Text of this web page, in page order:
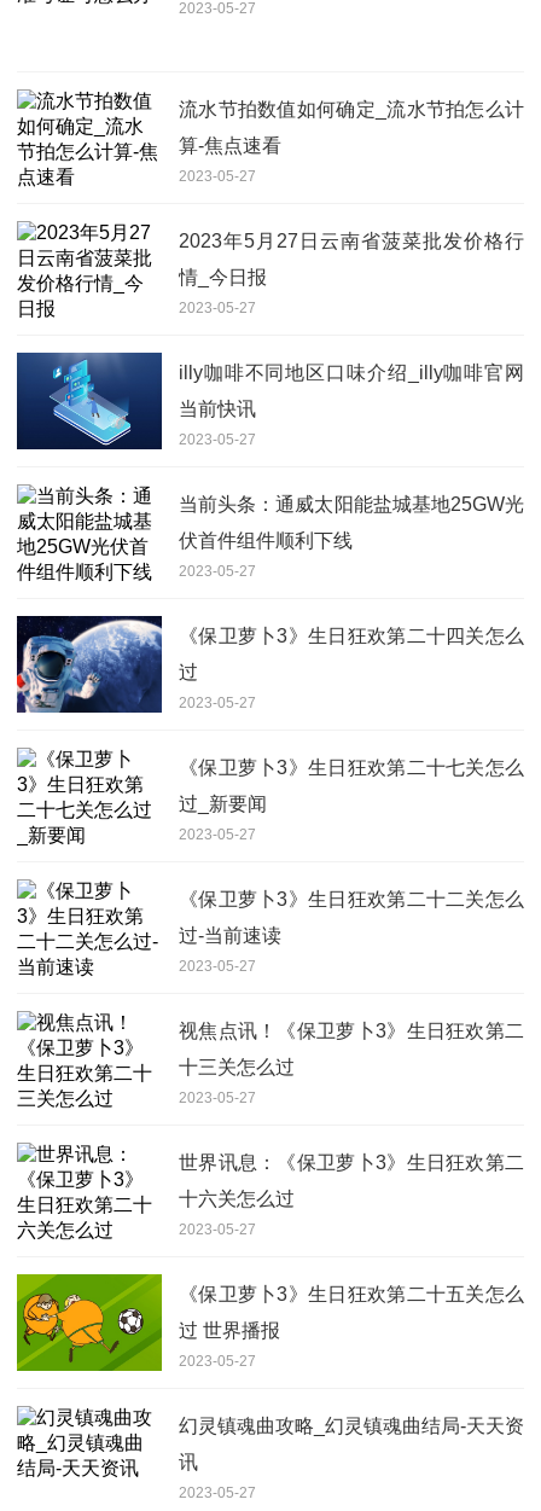
2023-05-27
流水节拍数值如何确定_流水节拍怎么计
算-焦点速看
2023-05-27
2023年5月27日云南省菠菜批发价格行
情_今日报
2023-05-27
illy咖啡不同地区口味介绍_illy咖啡官网
当前快讯
2023-05-27
当前头条：通威太阳能盐城基地25GW光
伏首件组件顺利下线
2023-05-27
《保卫萝卜3》生日狂欢第二十四关怎么
过
2023-05-27
《保卫萝卜3》生日狂欢第二十七关怎么
过_新要闻
2023-05-27
《保卫萝卜3》生日狂欢第二十二关怎么
过-当前速读
2023-05-27
视焦点讯！《保卫萝卜3》生日狂欢第二
十三关怎么过
2023-05-27
世界讯息：《保卫萝卜3》生日狂欢第二
十六关怎么过
2023-05-27
《保卫萝卜3》生日狂欢第二十五关怎么
过 世界播报
2023-05-27
幻灵镇魂曲攻略_幻灵镇魂曲结局-天天资
讯
2023-05-27